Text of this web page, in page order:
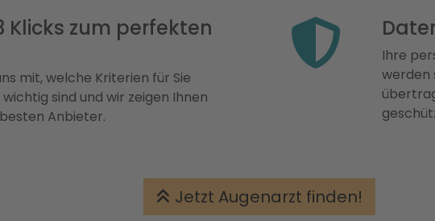
Klicks zum perfekten
mit, welche Kriterien für Sie
sind und wir zeigen Ihnen
Anbieter.
Ihre
werden
Jetzt Augenarzt finden!